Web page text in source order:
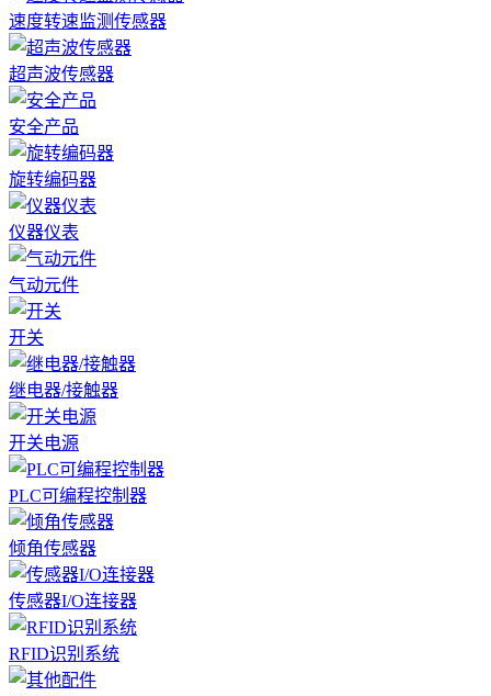
速度转速监测传感器
超声波传感器
安全产品
旋转编码器
仪器仪表
气动元件
开关
继电器/接触器
开关电源
PLC可编程控制器
倾角传感器
传感器I/O连接器
RFID识别系统